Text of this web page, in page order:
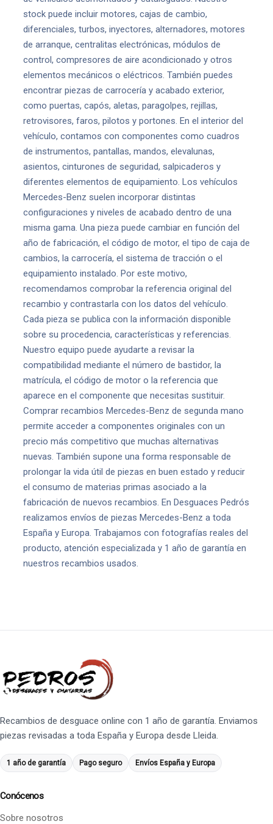
stock puede incluir motores, cajas de cambio,
diferenciales, turbos, inyectores, alternadores, motores
de arranque, centralitas electrónicas, módulos de
control, compresores de aire acondicionado y otros
elementos mecánicos o eléctricos. También puedes
encontrar piezas de carrocería y acabado exterior,
como puertas, capós, aletas, paragolpes, rejillas,
retrovisores, faros, pilotos y portones. En el interior del
vehículo, contamos con componentes como cuadros
de instrumentos, pantallas, mandos, elevalunas,
asientos, cinturones de seguridad, salpicaderos y
diferentes elementos de equipamiento. Los vehículos
Mercedes-Benz suelen incorporar distintas
configuraciones y niveles de acabado dentro de una
misma gama. Una pieza puede cambiar en función del
año de fabricación, el código de motor, el tipo de caja de
cambios, la carrocería, el sistema de tracción o el
equipamiento instalado. Por este motivo,
recomendamos comprobar la referencia original del
recambio y contrastarla con los datos del vehículo.
Cada pieza se publica con la información disponible
sobre su procedencia, características y referencias.
Nuestro equipo puede ayudarte a revisar la
compatibilidad mediante el número de bastidor, la
matrícula, el código de motor o la referencia que
aparece en el componente que necesitas sustituir.
Comprar recambios Mercedes-Benz de segunda mano
permite acceder a componentes originales con un
precio más competitivo que muchas alternativas
nuevas. También supone una forma responsable de
prolongar la vida útil de piezas en buen estado y reducir
el consumo de materias primas asociado a la
fabricación de nuevos recambios. En Desguaces Pedrós
realizamos envíos de piezas Mercedes-Benz a toda
España y Europa. Trabajamos con fotografías reales del
producto, atención especializada y 1 año de garantía en
nuestros recambios usados.
Recambios de desguace online con 1 año de garantía. Enviamos
piezas revisadas a toda España y Europa desde Lleida.
1 año de garantía Pago seguro Envíos España y Europa
Conócenos
Sobre nosotros